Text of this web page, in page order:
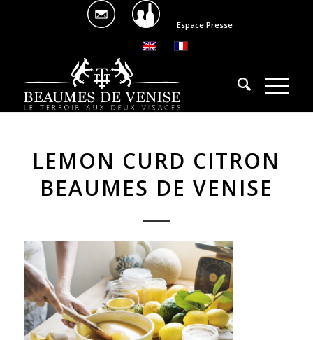
Espace Presse
LEMON CURD CITRON
BEAUMES DE VENISE